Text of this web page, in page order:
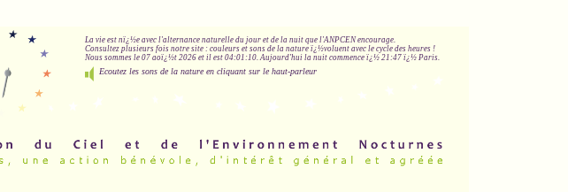
La vie est nï¿½e avec l'alternance naturelle du jour et de la nuit que l'ANPCEN encourage.
Consultez plusieurs fois notre site : couleurs et sons de la nature ï¿½voluent avec le cycle des heures !
Nous sommes le 07 aoï¿½t 2026 et il est 04:01:11.Aujourd'hui la nuit commence ï¿½ 21:47 ï¿½ Paris.
Ecoutez les sons de la nature en cliquant sur le haut-parleur